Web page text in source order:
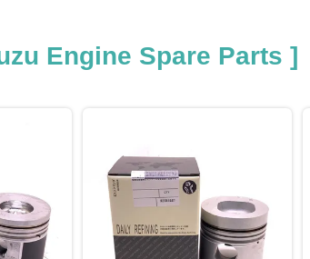
[ Isuzu Engine Spare Parts ]